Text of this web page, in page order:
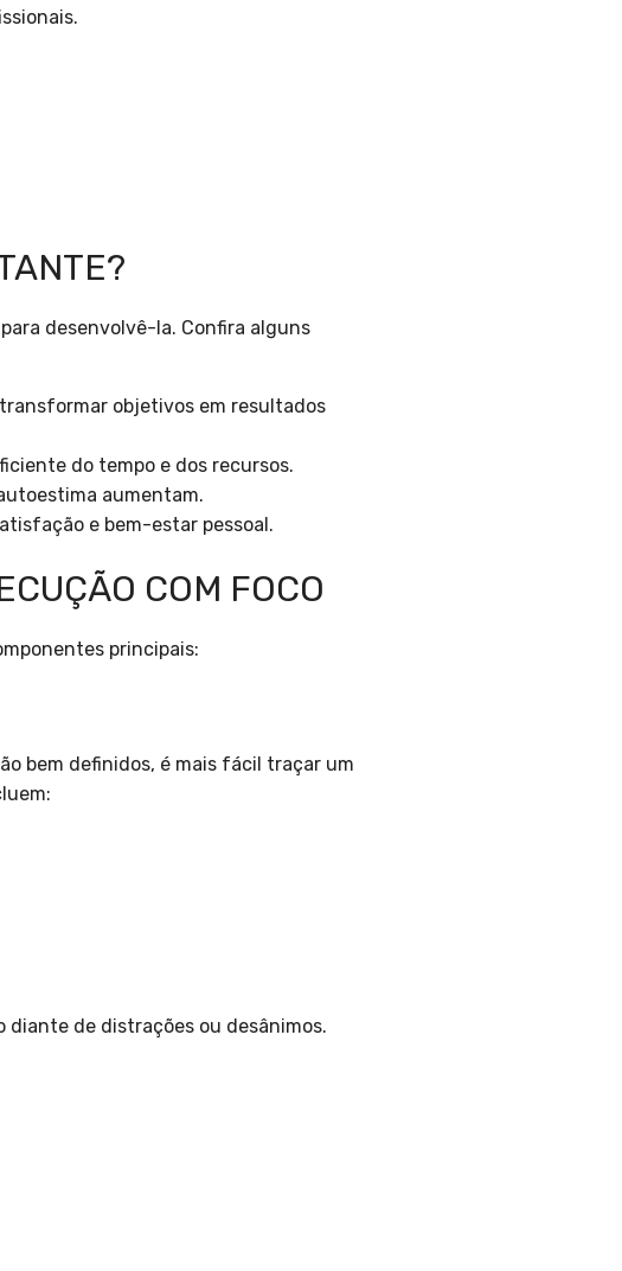
desenvolvê-la. Confira alguns
objetivos em resultados
do tempo e dos recursos.
aumentam.
e bem-estar pessoal.
COM FOCO
principais:
bem definidos, é mais fácil traçar um
diante de distrações ou desânimos.